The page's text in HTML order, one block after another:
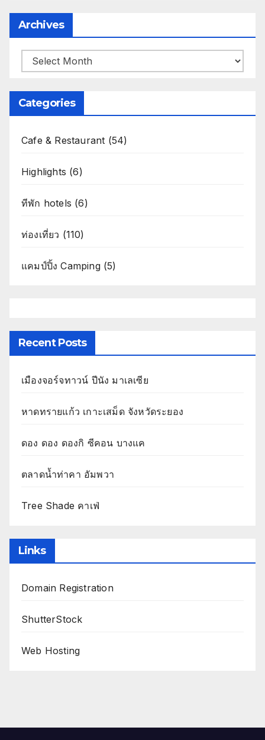
Archives
Archives
Categories
Cafe & Restaurant (54)
Highlights (6)
ทีพัก hotels (6)
ท่องเที่ยว (110)
แคมป์ปิ้ง Camping(5)
Recent Posts
เมืองจอร์จทาวน์ ปีนัง มาเลเซีย
หาดทรายแก้ว เกาะเสม็ด จังหวัดระยอง
ดอง ดอง ดองกิ ซีคอน บางแค
ตลาดน้ำท่าคา อัมพวา
Tree Shade คาเฟ่
Links
Domain Registration
ShutterStock
Web Hosting